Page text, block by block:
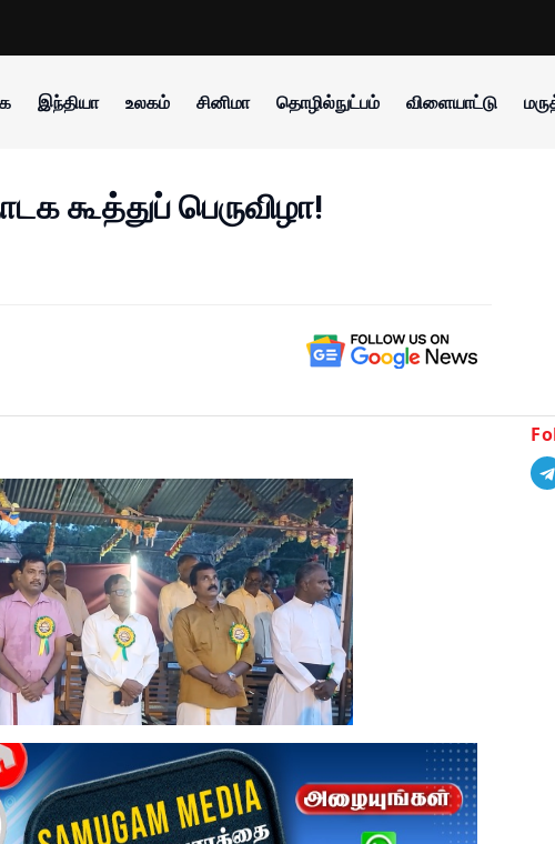
இந்தியா உலகம் சினிமா தொழில்நுட்பம் விளையாட்டு
கூத்துப் பெருவிழா!